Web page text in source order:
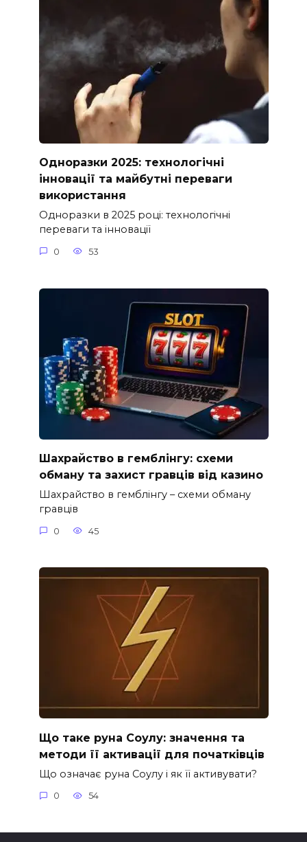
Одноразки 2025: технологічні
інновації та майбутні переваги
використання
Одноразки в 2025 році: технологічні
переваги та інновації
0 53
Шахрайство в гемблінгу: схеми
обману та захист гравців від казино
Шахрайство в гемблінгу – схеми обману
гравців
0 45
Що таке руна Соулу: значення та
методи її активації для початківців
Що означає руна Соулу і як її активувати?
0 54